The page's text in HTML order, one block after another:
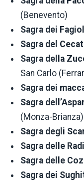
(Benevento)
Sagra dei
Sagra del
Sagra della
San Carlo
Sagra dei
Sagra
(Monza-Brianza)
Sagra degli
Sagra delle
Sagra delle
Sagra dei